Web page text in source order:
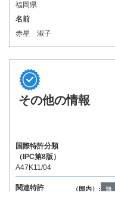
福岡県
名前
赤星 淑子
その他の情報
国際特許分類
（IPC第8版）
A47K11/04
関連特許 （国内）: 無